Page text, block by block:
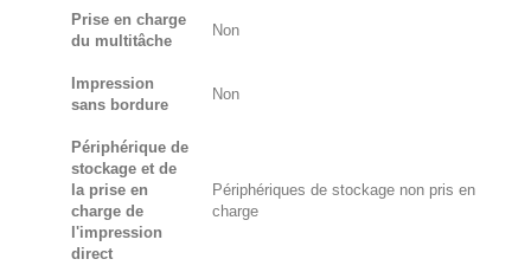
Prise en charge
du multitâche
Non
Impression
sans bordure
Non
Périphérique de
stockage et de
la prise en
charge de
l'impression
direct
Périphériques de stockage non pris en
charge